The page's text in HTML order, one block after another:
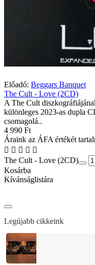
Előadó: Beggars Banquet
The Cult - Love (2CD)
A The Cult
különleges 2023-as dupla
csomagolá..
4 990 Ft
Áraink az ÁFA értékét
The Cult - Love (2CD)
Kosárba
Kívánságlistára
Legújabb cikkeink